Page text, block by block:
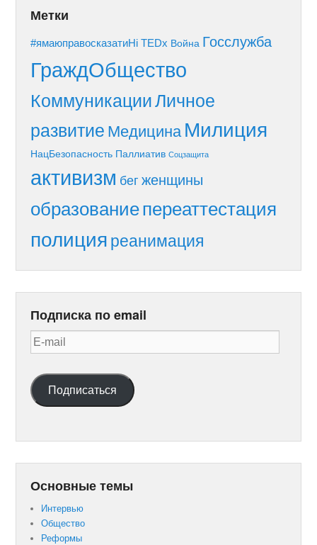
Метки
#ямаюправосказатиНі TEDx Война Госслужба
ГраждОбщество
КоммуникацииЛичное
развитие Медицина Милиция
НацБезопасность Паллиатив Соцзащита
активизм бег женщины
образованиепереаттестация
полиция реанимация
Подписка по email
E-
mail
Подписаться
Основные темы
Интервью
Общество
Реформы